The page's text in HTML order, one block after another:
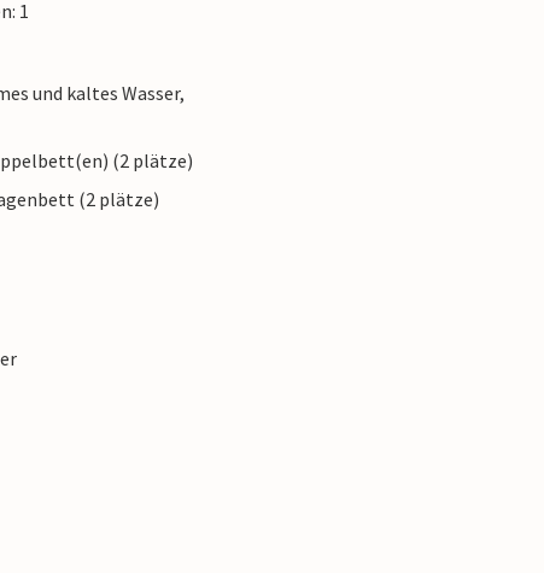
1
und kaltes Wasser,
(2 plätze)
(2 plätze)